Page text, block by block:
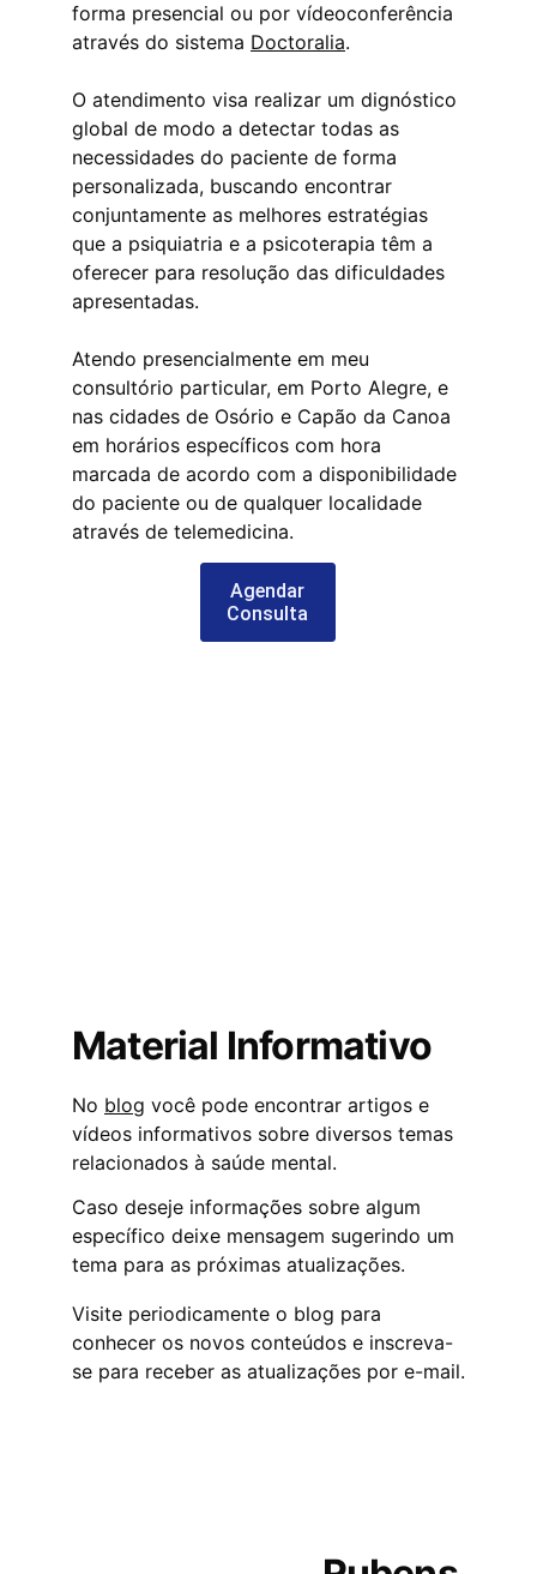
forma presencial ou por vídeoconferência
através do sistema Doctoralia.
O atendimento visa realizar um dignóstico
global de modo a detectar todas as
necessidades do paciente de forma
personalizada, buscando encontrar
conjuntamente as melhores estratégias
que a psiquiatria e a psicoterapia têm a
oferecer para resolução das dificuldades
apresentadas.
Atendo presencialmente em meu
consultório particular, em Porto Alegre, e
nas cidades de Osório e Capão da Canoa
em horários específicos com hora
marcada de acordo com a disponibilidade
do paciente ou de qualquer localidade
através de telemedicina.
Agendar
Consulta
Material Informativo
No blog você pode encontrar artigos e
vídeos informativos sobre diversos temas
relacionados à saúde mental.
Caso deseje informações sobre algum
específico deixe mensagem sugerindo um
tema para as próximas atualizações.
Visite periodicamente o blog para
conhecer os novos conteúdos e inscreva-
se para receber as atualizações por e-mail.